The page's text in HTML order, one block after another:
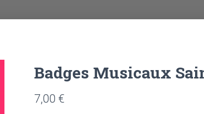
Badges Musicaux
7,00 €